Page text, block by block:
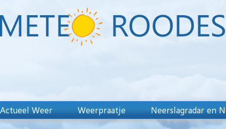
Actueel Weer Weerpraatje Neerslagradar en